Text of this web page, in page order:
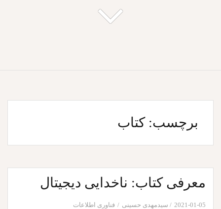
برچسب:کتاب
معرفی کتاب: ناخدایی دیجیتال
2021-01-05 سیدمهدی حسینی فناوری اطلاعات